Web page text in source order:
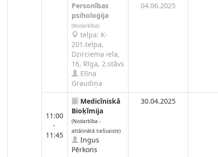
Personības
psiholoģija
(Nodarbība)
telpa: K-
201.telpa,
Dzirciema iela,
16, Rīga, 2.stāvs
Elīna
Graudiņa
04.06.2025
11:00
-
11:45
Medicīniskā
Bioķīmija
(Nodarbība -
attālinātā tiešsaiste)
Ingus
Pērkons
30.04.2025